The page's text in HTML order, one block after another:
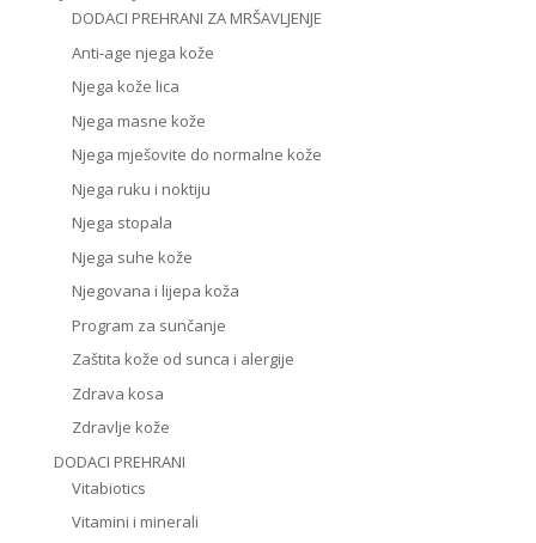
DODACI PREHRANI ZA MRŠAVLJENJE
Anti-age njega kože
Njega kože lica
Njega masne kože
Njega mješovite do normalne kože
Njega ruku i noktiju
Njega stopala
Njega suhe kože
Njegovana i lijepa koža
Program za sunčanje
Zaštita kože od sunca i alergije
Zdrava kosa
Zdravlje kože
DODACI PREHRANI
Vitabiotics
Vitamini i minerali